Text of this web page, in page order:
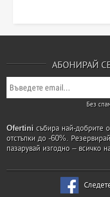
АБОНИРАЙ
Без
Ofertini събира най-добрите
отстъпки до -60%.
пазарувай изгодно – всичко